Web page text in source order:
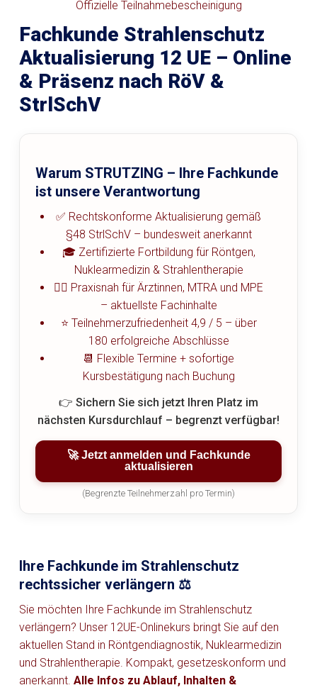
Offizielle Teilnahmebescheinigung
Fachkunde Strahlenschutz
Aktualisierung 12 UE – Online
& Präsenz nach RöV &
StrlSchV
Warum STRUTZING – Ihre Fachkunde
ist unsere Verantwortung
✅ Rechtskonforme Aktualisierung gemäß
§48 StrlSchV – bundesweit anerkannt
🎓 Zertifizierte Fortbildung für Röntgen,
Nuklearmedizin & Strahlentherapie
👩‍⚕️ Praxisnah für Ärztinnen, MTRA und MPE
– aktuellste Fachinhalte
⭐ Teilnehmerzufriedenheit 4,9 / 5 – über
180 erfolgreiche Abschlüsse
📆 Flexible Termine + sofortige
Kursbestätigung nach Buchung
👉 Sichern Sie sich jetzt Ihren Platz im
nächsten Kursdurchlauf – begrenzt verfügbar!
🚀 Jetzt anmelden und Fachkunde
aktualisieren
(Begrenzte Teilnehmerzahl pro Termin)
Ihre Fachkunde im Strahlenschutz
rechtssicher verlängern ⚖️
Sie möchten Ihre Fachkunde im Strahlenschutz
verlängern? Unser 12UE-Onlinekurs bringt Sie auf den
aktuellen Stand in Röntgendiagnostik, Nuklearmedizin
und Strahlentherapie. Kompakt, gesetzeskonform und
anerkannt. Alle Infos zu Ablauf, Inhalten &